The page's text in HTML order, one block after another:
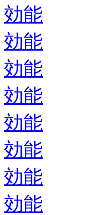
効能
効能
効能
効能
効能
効能
効能
効能